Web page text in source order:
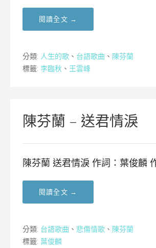
閱讀全文 →
分類: 人生的歌 、 台語歌曲 、 陳芬蘭
標籤: 李臨秋 、 王雲峰
陳芬蘭 – 送君情淚
陳芬蘭 送君情淚 作詞：葉俊麟
閱讀全文 →
分類: 台語歌曲 、 悲傷情歌 、 陳芬蘭
標籤: 葉俊麟